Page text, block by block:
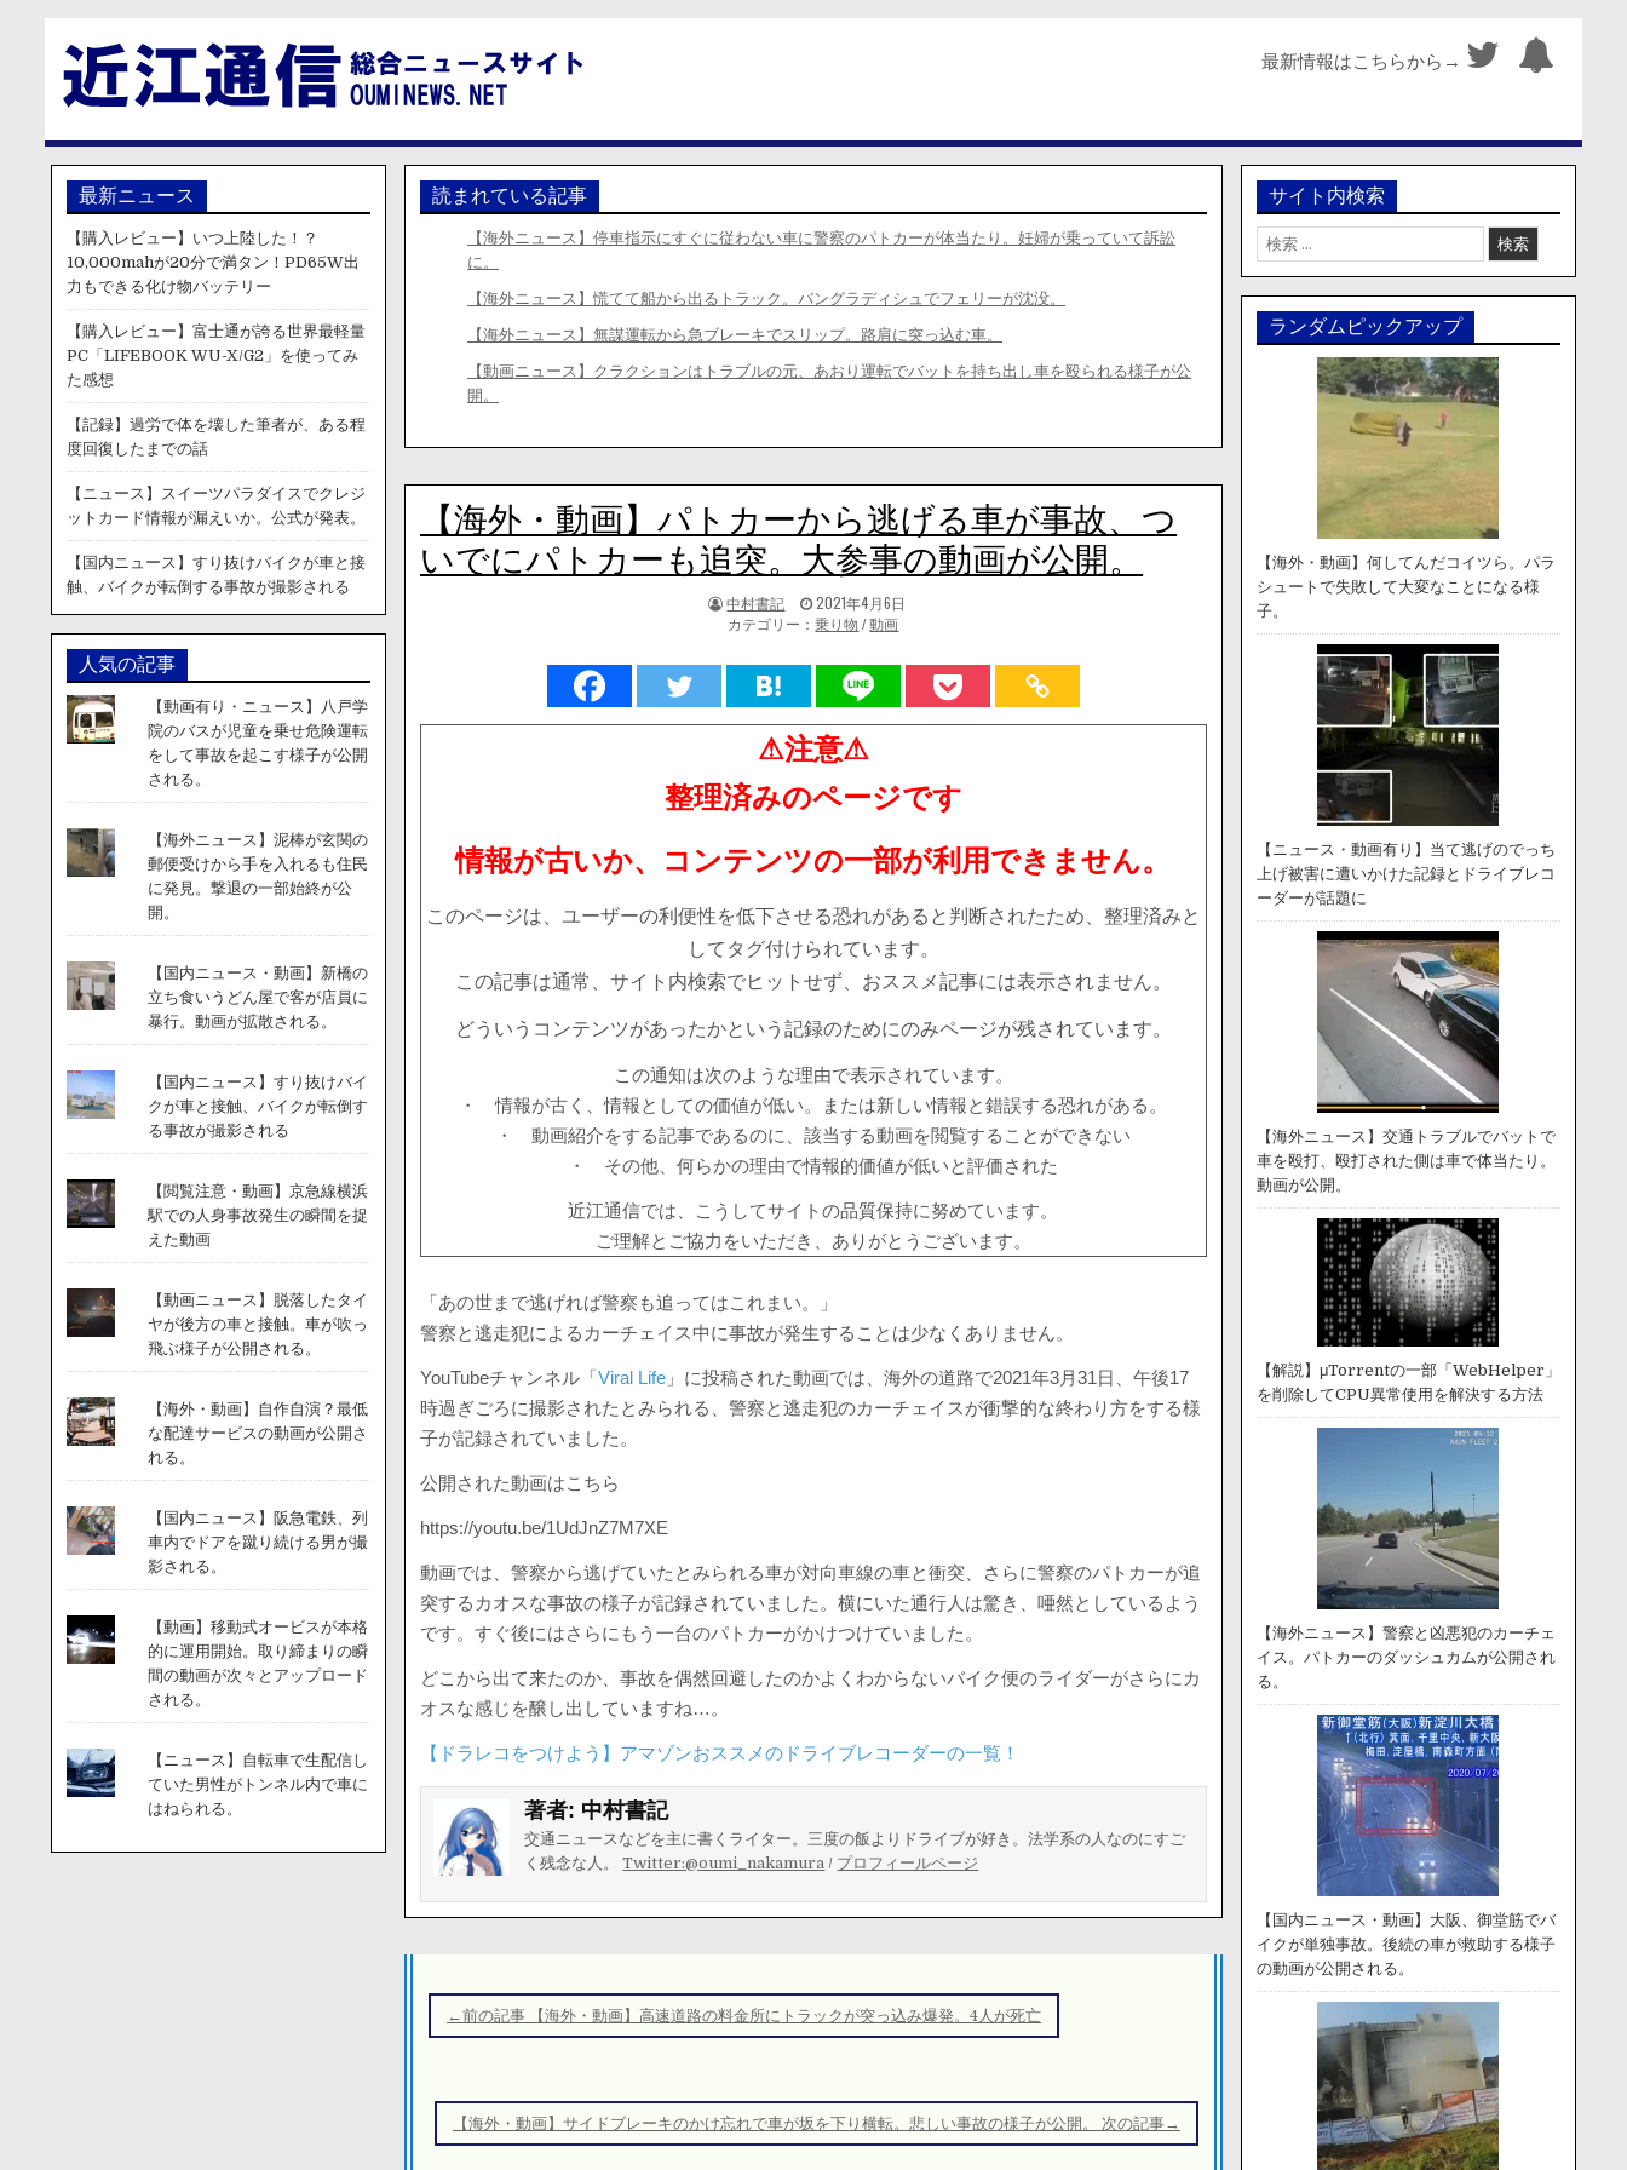
最新情報はこちらから→
読まれている記事
【海外ニュース】停車指示にすぐに従わない車に警察のパトカーが体当たり。妊婦が乗っていて訴訟
に。
【海外ニュース】慌てて船から出るトラック。バングラディシュでフェリーが沈没。
【海外ニュース】無謀運転から急ブレーキでスリップ。路肩に突っ込む車。
【動画ニュース】クラクションはトラブルの元、あおり運転でバットを持ち出し車を殴られる様子が公
開。
【海外・動画】パトカーから逃げる車が事故、つ
いでにパトカーも追突。大参事の動画が公開。
著
者:
中村書記
掲
載
2021年4月6日
カテゴリー：乗り物 /動画
⚠注意⚠
整理済みのページです
情報が古いか、コンテンツの一部が利用できません。
このページは、ユーザーの利便性を低下させる恐れがあると判断されたため、整理済みと
してタグ付けられています。
この記事は通常、サイト内検索でヒットせず、おススメ記事には表示されません。
どういうコンテンツがあったかという記録のためにのみページが残されています。
この通知は次のような理由で表示されています。
・ 情報が古く、情報としての価値が低い。または新しい情報と錯誤する恐れがある。
・ 動画紹介をする記事であるのに、該当する動画を閲覧することができない
・ その他、何らかの理由で情報的価値が低いと評価された
近江通信では、こうしてサイトの品質保持に努めています。
ご理解とご協力をいただき、ありがとうございます。
「あの世まで逃げれば警察も追ってはこれまい。」
警察と逃走犯によるカーチェイス中に事故が発生することは少なくありません。
YouTubeチャンネル「Viral Life 」に投稿された動画では、海外の道路で2021年3月31日、午後17
時過ぎごろに撮影されたとみられる、警察と逃走犯のカーチェイスが衝撃的な終わり方をする様
子が記録されていました。
公開された動画はこちら
https://youtu.be/1UdJnZ7M7XE
動画では、警察から逃げていたとみられる車が対向車線の車と衝突、さらに警察のパトカーが追
突するカオスな事故の様子が記録されていました。横にいた通行人は驚き、唖然としているよう
です。すぐ後にはさらにもう一台のパトカーがかけつけていました。
どこから出て来たのか、事故を偶然回避したのかよくわからないバイク便のライダーがさらにカ
オスな感じを醸し出していますね…。
【ドラレコをつけよう】アマゾンおススメのドライブレコーダーの一覧！
著者: 中村書記
交通ニュースなどを主に書くライター。三度の飯よりドライブが好き。法学系の人なのにすご
く残念な人。Twitter:@oumi_nakamura / プロフィールページ
稿
ナ
ゲ
ー
←前の記事 【海外・動画】高速道路の料金所にトラックが突っ込み爆発。4人が死亡
【海外・動画】サイドブレーキのかけ忘れで車が坂を下り横転。悲しい事故の様子が公開。 次の記事→
最新ニュース
【購入レビュー】いつ上陸した！？
10,000mahが20分で満タン！PD65W出
力もできる化け物バッテリー
【購入レビュー】富士通が誇る世界最軽量
PC「LIFEBOOK WU-X/G2」を使ってみ
た感想
【記録】過労で体を壊した筆者が、ある程
度回復したまでの話
【ニュース】スイーツパラダイスでクレジ
ットカード情報が漏えいか。公式が発表。
【国内ニュース】すり抜けバイクが車と接
触、バイクが転倒する事故が撮影される
人気の記事
【動画有り・ニュース】八戸学
院のバスが児童を乗せ危険運転
をして事故を起こす様子が公開
される。
【海外ニュース】泥棒が玄関の
郵便受けから手を入れるも住民
に発見。撃退の一部始終が公
開。
【国内ニュース・動画】新橋の
立ち食いうどん屋で客が店員に
暴行。動画が拡散される。
【国内ニュース】すり抜けバイ
クが車と接触、バイクが転倒す
る事故が撮影される
【閲覧注意・動画】京急線横浜
駅での人身事故発生の瞬間を捉
えた動画
【動画ニュース】脱落したタイ
ヤが後方の車と接触。車が吹っ
飛ぶ様子が公開される。
【海外・動画】自作自演？最低
な配達サービスの動画が公開さ
れる。
【国内ニュース】阪急電鉄、列
車内でドアを蹴り続ける男が撮
影される。
【動画】移動式オービスが本格
的に運用開始。取り締まりの瞬
間の動画が次々とアップロード
される。
【ニュース】自転車で生配信し
ていた男性がトンネル内で車に
はねられる。
サイト内検索
検
索:
ランダムピックアップ
【海外・動画】何してんだコイツら。パラ
シュートで失敗して大変なことになる様
子。
【ニュース・動画有り】当て逃げのでっち
上げ被害に遭いかけた記録とドライブレコ
ーダーが話題に
【海外ニュース】交通トラブルでバットで
車を殴打、殴打された側は車で体当たり。
動画が公開。
【解説】μTorrentの一部「WebHelper」
を削除してCPU異常使用を解決する方法
【海外ニュース】警察と凶悪犯のカーチェ
イス。パトカーのダッシュカムが公開され
る。
【国内ニュース・動画】大阪、御堂筋でバ
イクが単独事故。後続の車が救助する様子
の動画が公開される。